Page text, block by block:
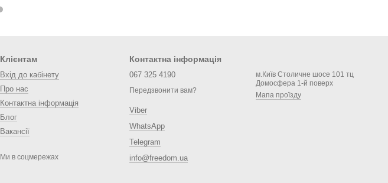
Клієнтам
Вхід до кабінету
Про нас
Контактна інформація
Блог
Вакансії
Ми в соцмережах
Контактна інформація
067 325 4190
Передзвонити вам?
Viber
WhatsApp
Telegram
info@freedom.ua
м.Київ Столичне шосе 101 тц
Домосфера 1-й поверх
Мапа проїзду